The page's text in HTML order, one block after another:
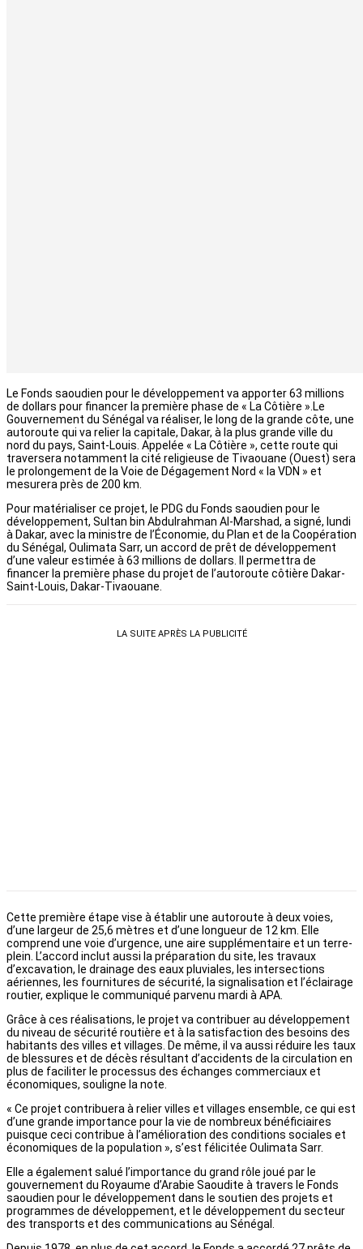
Le Fonds saoudien pour le développement va apporter 63 millions
de dollars pour financer la première phase de « La Côtière ».Le
Gouvernement du Sénégal va réaliser, le long de la grande côte, une
autoroute qui va relier la capitale, Dakar, à la plus grande ville du
nord du pays, Saint-Louis. Appelée « La Côtière », cette route qui
traversera notamment la cité religieuse de Tivaouane (Ouest) sera
le prolongement de la Voie de Dégagement Nord « la VDN » et
mesurera près de 200 km.
Pour matérialiser ce projet, le PDG du Fonds saoudien pour le
développement, Sultan bin Abdulrahman Al-Marshad, a signé, lundi
à Dakar, avec la ministre de l’Économie, du Plan et de la Coopération
du Sénégal, Oulimata Sarr, un accord de prêt de développement
d’une valeur estimée à 63 millions de dollars. Il permettra de
financer la première phase du projet de l’autoroute côtière Dakar-
Saint-Louis, Dakar-Tivaouane.
LA SUITE APRÈS LA PUBLICITÉ
Cette première étape vise à établir une autoroute à deux voies,
d’une largeur de 25,6 mètres et d’une longueur de 12 km. Elle
comprend une voie d’urgence, une aire supplémentaire et un terre-
plein. L’accord inclut aussi la préparation du site, les travaux
d’excavation, le drainage des eaux pluviales, les intersections
aériennes, les fournitures de sécurité, la signalisation et l’éclairage
routier, explique le communiqué parvenu mardi à APA.
Grâce à ces réalisations, le projet va contribuer au développement
du niveau de sécurité routière et à la satisfaction des besoins des
habitants des villes et villages. De même, il va aussi réduire les taux
de blessures et de décès résultant d’accidents de la circulation en
plus de faciliter le processus des échanges commerciaux et
économiques, souligne la note.
« Ce projet contribuera à relier villes et villages ensemble, ce qui est
d’une grande importance pour la vie de nombreux bénéficiaires
puisque ceci contribue à l’amélioration des conditions sociales et
économiques de la population », s’est félicitée Oulimata Sarr.
Elle a également salué l’importance du grand rôle joué par le
gouvernement du Royaume d’Arabie Saoudite à travers le Fonds
saoudien pour le développement dans le soutien des projets et
programmes de développement, et le développement du secteur
des transports et des communications au Sénégal.